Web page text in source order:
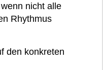
nicht alle
Rhythmus
den konkreten